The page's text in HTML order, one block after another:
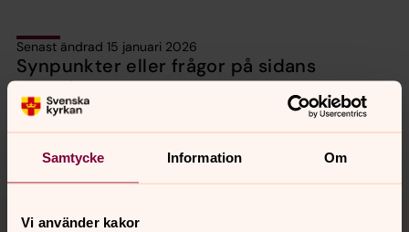
Samtycke Information Om
Vi använder kakor
Senast ändrad 15 januari 2026
Synpunkter eller frågor på sidans
innehåll?
almunge.pastorat@svenskakyrkan.se